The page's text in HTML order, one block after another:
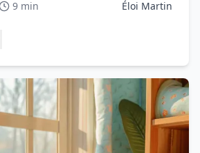
9 min Éloi Martin